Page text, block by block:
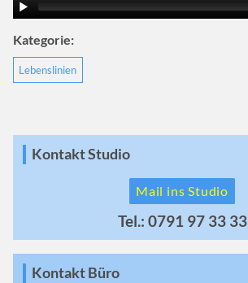
Kategorie:
Lebenslinien
Kontakt Studio
Mail ins Studio
Tel.: 0791 97 33 33
Kontakt Büro